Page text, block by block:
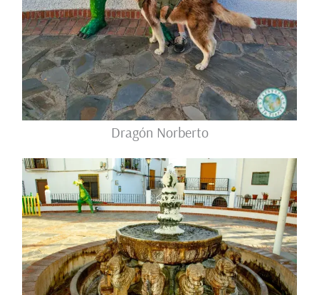
Dragón Norberto